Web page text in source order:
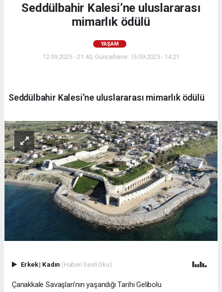
Seddülbahir Kalesi’ne uluslararası
mimarlık ödülü
YAŞAM
12.09.2025 - 21:40, Güncelleme: 15.09.2025 - 14:21
Seddülbahir Kalesi’ne uluslararası mimarlık ödülü
Erkek| Kadın (Haberi Sesli Oku)
Çanakkale Savaşları’nın yaşandığı Tarihi Gelibolu